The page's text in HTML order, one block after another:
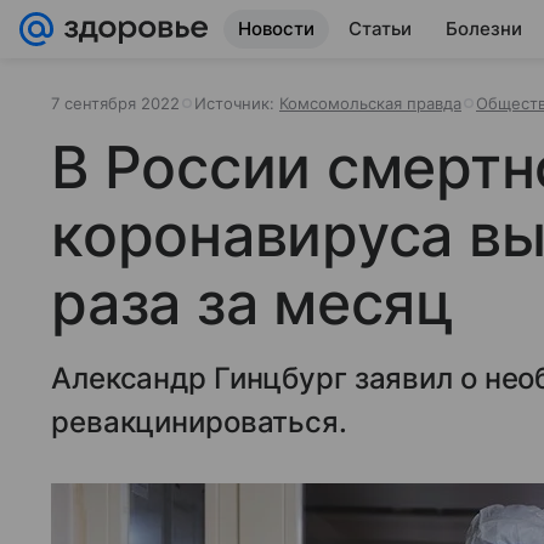
Новости Статьи Болезни
7 сентября 2022 Источник: Комсомольская правда
В России
коронавируса
раза за месяц
Александр Гинцбург заявил о
ревакцинироваться.